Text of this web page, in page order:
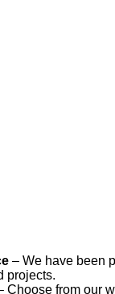
– We have been
projects.
Choose from our